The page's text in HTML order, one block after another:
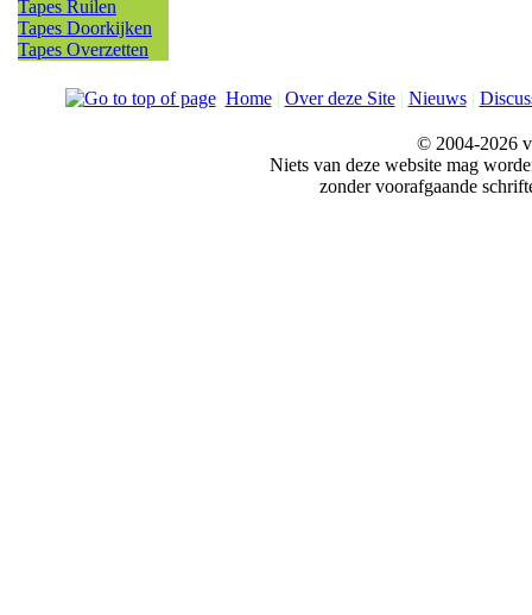
Tapes Ruilen
Tapes Doorkijken
Tapes Overzetten
Home| Over deze Site| Nieuws|
© 2004-2026
Niets van deze website mag
zonder voorafgaande